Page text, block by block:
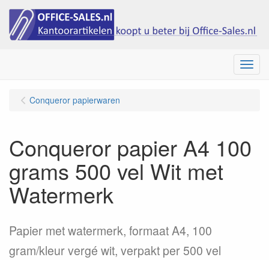
Menu
Conqueror papierwaren
Conqueror papier A4 100
grams 500 vel Wit met
Watermerk
Papier met watermerk, formaat A4, 100
gram/kleur vergé wit, verpakt per 500 vel